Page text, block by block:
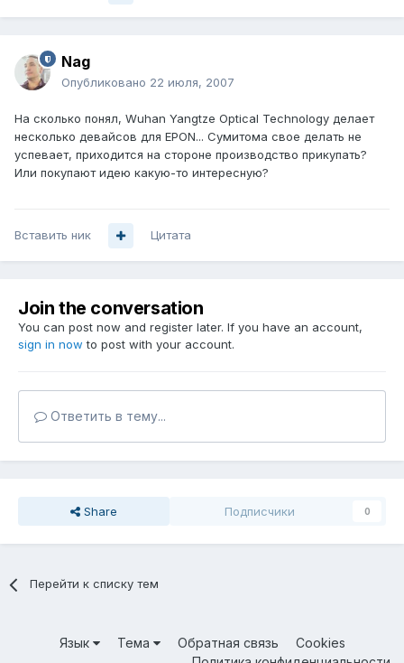
Nag
Опубликовано 22 июля, 2007
На сколько понял, Wuhan Yangtze Optical Technology делает
несколько девайсов для EPON... Сумитома свое делать не
успевает, приходится на стороне производство прикупать?
Или покупают идею какую-то интересную?
Вставить ник Цитата
Join the conversation
You can post now and register later. If you have an account,
sign in now to post with your account.
Ответить в тему...
Share Подписчики 0
Перейти к списку тем
Язык Тема Обратная связь
Cookies